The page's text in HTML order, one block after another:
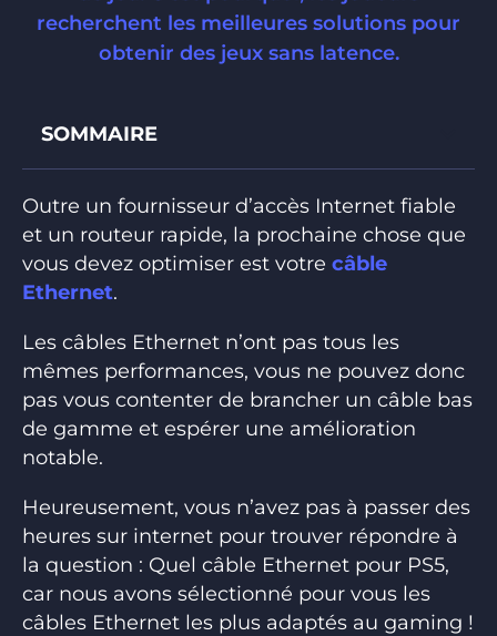
recherchent les meilleures solutions pour
obtenir des jeux sans latence.
SOMMAIRE
Outre un fournisseur d’accès Internet fiable
et un routeur rapide, la prochaine chose que
vous devez optimiser est votre câble
Ethernet.
Les câbles Ethernet n’ont pas tous les
mêmes performances, vous ne pouvez donc
pas vous contenter de brancher un câble bas
de gamme et espérer une amélioration
notable.
Heureusement, vous n’avez pas à passer des
heures sur internet pour trouver répondre à
la question : Quel câble Ethernet pour PS5,
car nous avons sélectionné pour vous les
câbles Ethernet les plus adaptés au gaming !